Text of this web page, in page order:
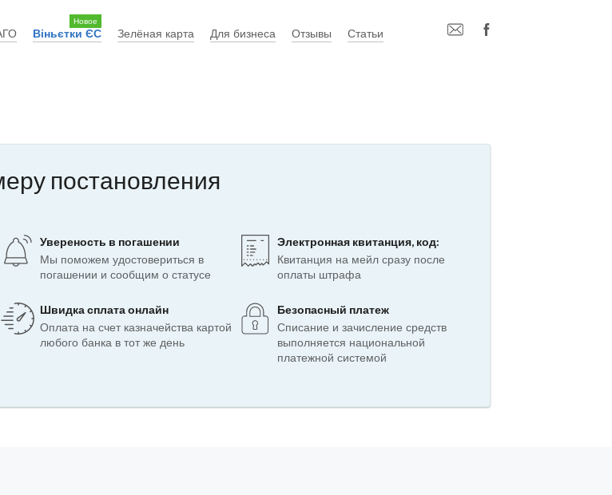
Віньєтки ЄС
Новое
Зелёная карта Для бизнеса Отзывы Статьи
постановления
Увереность в погашении
Мы поможем удостовериться в
погашении и сообщим о статусе
Электронная квитанция, код:
Квитанция на мейл сразу после
оплаты штрафа
Швидка сплата онлайн
Оплата на счет казначейства картой
любого банка в тот же день
Безопасный платеж
Списание и зачисление средств
выполняется национальной
платежной системой